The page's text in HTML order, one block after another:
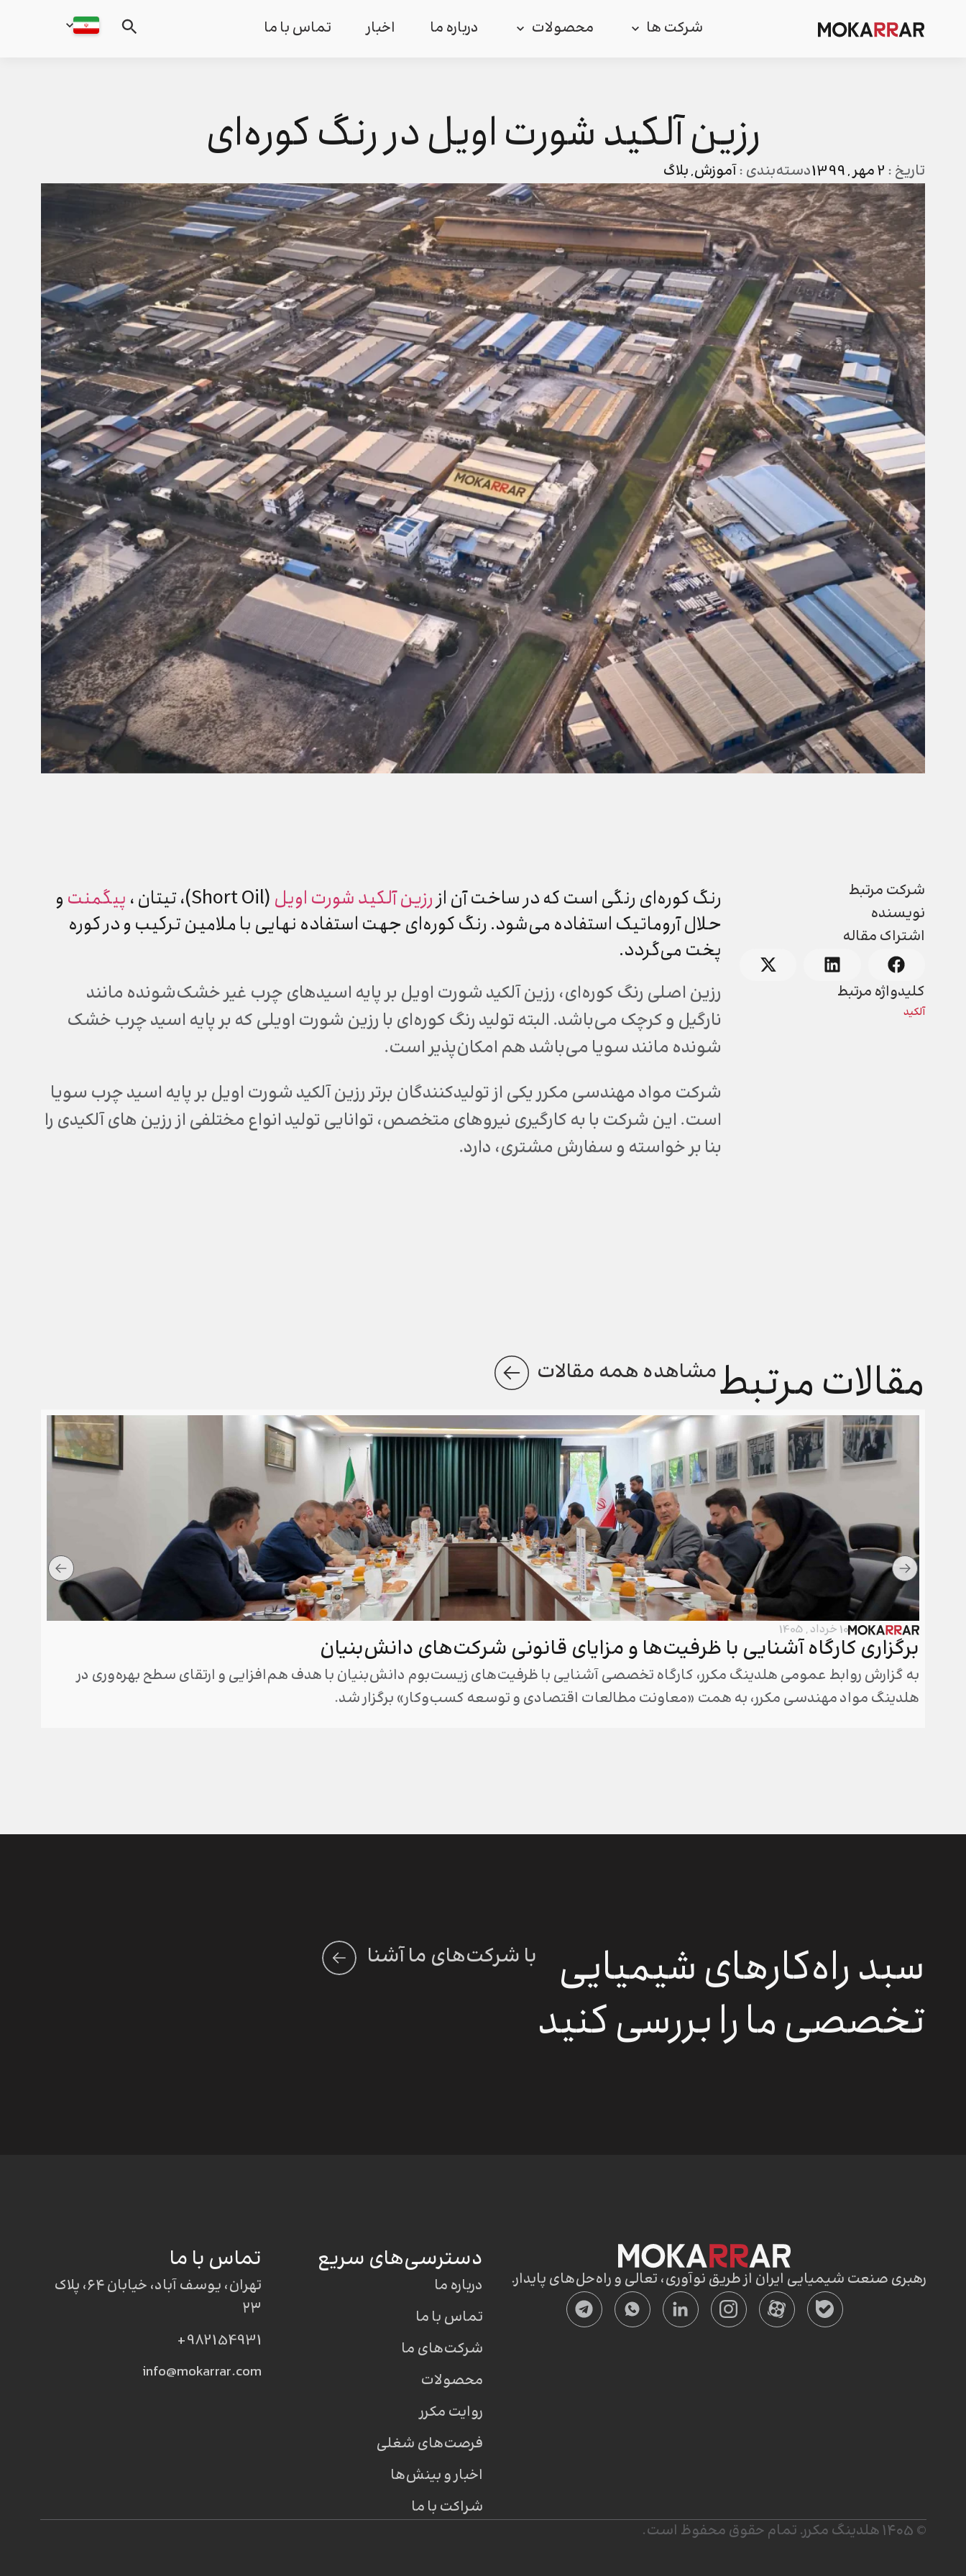
شرکت ها محصولات درباره ما اخبار تماس با ما
رزین آلکید شورت اویل در رنگ کوره‌ای
تاریخ :2 مهر , 1399 دسته‌بندی :آموزش,بلاگ
شرکت مرتبط
نویسنده
اشتراک مقاله
کلیدواژه مرتبط
آلکید
رنگ کوره‌ای رنگی است که در ساخت آن ازرزین آلکید شورت اویل(Short Oil)، تیتان ، پیگمنتو
حلال آروماتیک استفاده می‌شود. رنگ کوره‌ای جهت استفاده نهایی با ملامین ترکیب و در کوره
پخت می‌گردد.
رزین اصلی رنگ کوره‌ای‌، رزین آلکید شورت اویل بر پایه اسیدهای چرب غیر خشک‌شونده مانند
نارگیل و کرچک می‌باشد. البته تولید رنگ کوره‌ای با رزین شورت اویلی که بر پایه اسید چرب خشک
شونده مانند سویا می‌باشد هم امکان‌پذیر است.
شرکت مواد مهندسی مکرر یکی از تولیدکنندگان برتر رزین آلکید شورت اویل بر پایه اسید چرب سویا
است. این شرکت با به کارگیری نیروهای متخصص، توانایی تولید انواع مختلفی از رزین های آلکیدی را
بنا بر خواسته و سفارش مشتری‌، دارد.
مقالات مرتبطمشاهده همه مقالات
10 خرداد , 1405
برگزاری کارگاه آشنایی با ظرفیت‌ها و مزایای قانونی شرکت‌های دانش‌بنیان
به گزارش روابط عمومی هلدینگ مکرر، کارگاه تخصصی آشنایی با ظرفیت‌های زیست‌بوم دانش‌بنیان با هدف هم‌افزایی و ارتقای سطح بهره‌وری در
هلدینگ مواد مهندسی مکرر، به همت «معاونت مطالعات اقتصادی و توسعه کسب‌وکار» برگزار شد.
سبد راه‌کارهای شیمیایی
تخصصی ما را بررسی کنید
با شرکت‌های ما آشنا
رهبری صنعت شیمیایی ایران از طریق نوآوری، تعالی و راه‌حل‌های پایدار.
دسترسی‌های سریع
درباره ما
تماس با ما
شرکت‌های ما
محصولات
روایت مکرر
فرصت‌های شغلی
اخبار و بینش‌ها
شراکت با ما
تماس با ما
تهران، یوسف آباد، خیابان ۶۴، پلاک
۲۳
982154931+
info@mokarrar.com
© ۱۴۰5 هلدینگ مکرر. تمام حقوق محفوظ است.